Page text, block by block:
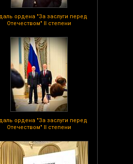
ордена "За заслуги перед
Отечеством" II степени
ордена "За заслуги перед
Отечеством" II степени